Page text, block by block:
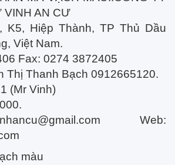
VINH AN CƯ
K5, Hiệp Thành, TP Thủ Dầu
Việt Nam.
Fax: 0274 3872405
Thị Thanh Bạch 0912665120.
(Mr Vinh)
Web:
màu